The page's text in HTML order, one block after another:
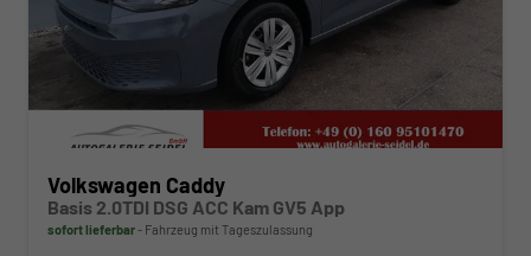
Volkswagen Caddy
Basis 2.0TDI DSG ACC Kam GV5 App
sofort lieferbar Fahrzeug mit Tageszulassung